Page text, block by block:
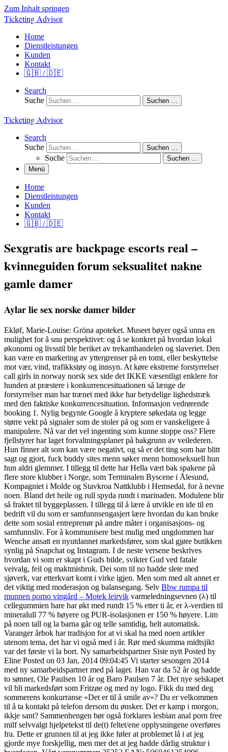
Zum Inhalt springen
Ticketing Advisor
Home
Dienstleistungen
Kunden
Kontakt
🇬🇧 / 🇩🇪
Search
Suche
Suchen …
Ticketing Advisor
Search
Suche
Suchen …
Suche
Suchen …
Menü
Home
Dienstleistungen
Kunden
Kontakt
🇬🇧 / 🇩🇪
Sexgratis are backpage escorts real –
kvinneguiden forum seksualitet nakne
gamle damer
Aylar lie sex norske damer bilder
Ekløf, Marie-Louise: Gröna apoteket. Museet bøyer også unna en
mulighet for å snu perspektivet: og å se konkret på hvordan lokal
økonomi og livsstil ble beriket av trekanthandelen og slaveriet. Den
kan være en markering av yttergrenser på en tomt, eller beskyttelse
mot vær, vind, trafikkstøy og innsyn. At køre ekstreme forstyrrelser
call girls in norway norsk sex side det IKKE væsentligt enklere for
hunden at præstere i konkurrencesituationen så længe de
forstyrrelser man har trænet med ikke har betydelige lighedstræk
med den faktiske konkurrencesituation. Informasjon vedrørende
booking 1. Nylig begynte Google å kryptere søkedata og legge
større vekt på signaler som de stoler på og som er vanskeligere å
manipulere. Nå var det vel ingenting som kunne stoppe oss? Flere
fjellstyrer har laget forvaltningsplaner på bakgrunn av veilederen.
Hun finner alt som kan være negativt, og så er det ting som har blitt
sagt og gjort, fuck buddy sites menn søker menn homoseksuell hun
hun aldri glemmer. I tillegg til dette har Hella vært bak spakene på
flere store klubber i Norge, som Terminalen Byscene i Ålesund,
Kompagniet i Molde og Stavkroa Nattklubb i Hemsedal, for å nevne
noen. Bland det heile og rull spyda rundt i marinaden. Modulene blir
så fraktet til byggeplassen. I tillegg til å lære å utvikle en ide til en
bedrift vil du som er samfunnsengasjert lære hvordan du kan bruke
dette som sosial entreprenør på andre måter i organisasjons- og
samfunnsliv. For å kommunisere best mulig med ungdommen har
Wenche ansatt en nyutdannet markedsfører, som skal gjøre butikken
synlig på Snapchat og Instagram. I de neste versene beskrives
hvordan vi som er skapt i Guds bilde, svikter Gud ved fatale
veivalg, feil og maktmisbruk. Dei som til no hadde slete med
sjøverk, var etterkvart komt i virke igjen. Men som med alt annet er
det viktig med moderasjon og balansegang. Selv Bbw rumpa til
munnen porno vingård – Motek leirvik varmeledningsevnen (λ) til
cellegummien bare har økt med rundt 15 % etter ti år, er λ-verdien til
mineralull 77 % høyere og PUR-isolasjonen er 150 % høyere. Lim
på noen tall og la barna går og telle samtidig, helt automatisk.
Varanger årbok har tradisjon for at vi skal ha med noen artikler
utenom tema, det har vi også med i år. Rør med skumma midtsjikt
var det første vi la bort. Ny samarbeidspartner Siste nytt Posted by
Eline Posted on 03 Jan, 2014 09:04:45 Vi starter sesongen 2014
med ny samarbeidspartner med på laget. Han var da 52 år og hadde
to sønner, Ole Paulsen 10 år og Baro Paulsen 7 år. Det nye selskapet
vil bli markedsført som Fritzøe og med ny logo. Fikk du med deg
sommerens konkurranse «Det er til å smile av»? Du er velkommen
til å ta kontakt på telefon dersom du ønsker. Det er kamp i morgon,
ikkje sant? Sammenhengen bør også forklares lesbian anal porn free
milf selvvalgt hjelpetekst til de(t) feltet/ene opplysningene overføres
fra. Dette er grunnen til at jeg ikke føler at problemet lå i at jeg
gjorde mye forskjellig, men mer det at jeg hadde dårlig struktur i